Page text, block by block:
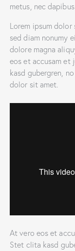
metus, nec
Lorem ipsum
sed diam nonumy
dolore magna
eos et accusam et
kasd gubergren,
dolor sit amet.
At vero eos et
Stet clita kasd